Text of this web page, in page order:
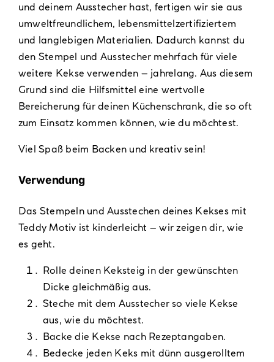
und deinem Ausstecher hast, fertigen wir sie aus
umweltfreundlichem, lebensmittelzertifiziertem
und langlebigen Materialien. Dadurch kannst du
den Stempel und Ausstecher mehrfach für viele
weitere Kekse verwenden – jahrelang. Aus diesem
Grund sind die Hilfsmittel eine wertvolle
Bereicherung für deinen Küchenschrank, die so oft
zum Einsatz kommen können, wie du möchtest.
Viel Spaß beim Backen und kreativ sein!
Verwendung
Das Stempeln und Ausstechen deines Kekses mit
Teddy Motiv ist kinderleicht – wir zeigen dir, wie
es geht.
Rolle deinen Keksteig in der gewünschten
Dicke gleichmäßig aus.
Steche mit dem Ausstecher so viele Kekse
aus, wie du möchtest.
Backe die Kekse nach Rezeptangaben.
Bedecke jeden Keks mit dünn ausgerolltem